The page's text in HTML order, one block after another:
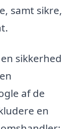
samt sikre,
sikkerhed
af de
en